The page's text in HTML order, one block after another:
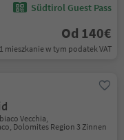
Südtirol Guest Pass
Od 140€
mieszkanie w tym podatek VAT
Vecchia,
Dolomites Region 3 Zinnen